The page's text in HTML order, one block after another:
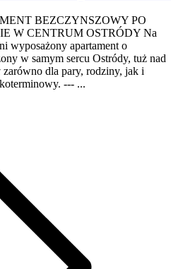
BEZCZYNSZOWY PO
W CENTRUM OSTRÓDY Na
wyposażony apartament o
w samym sercu Ostródy, tuż nad
dla pary, rodziny, jak i
--- ...